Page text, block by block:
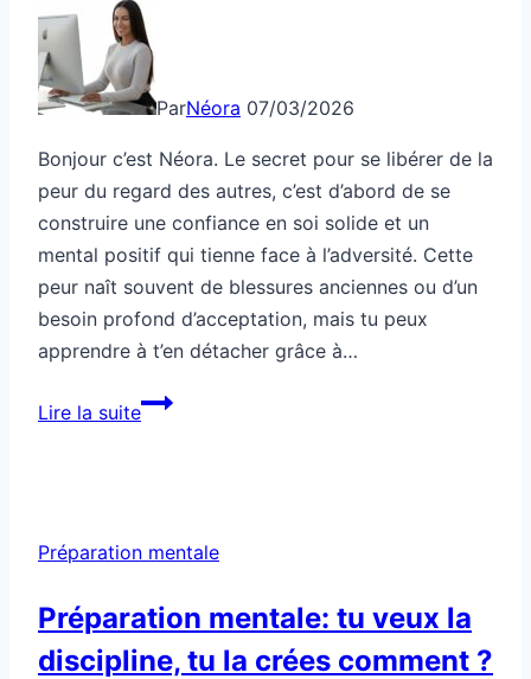
ParNéora 07/03/2026
Bonjour c’est Néora. Le secret pour se libérer de la
peur du regard des autres, c’est d’abord de se
construire une confiance en soi solide et un
mental positif qui tienne face à l’adversité. Cette
peur naît souvent de blessures anciennes ou d’un
besoin profond d’acceptation, mais tu peux
apprendre à t’en détacher grâce à…
Lire la suitePréparation
tu
fous
comment
Préparation mentale
Préparation mentale: tu veux la
discipline, tu la crées comment ?